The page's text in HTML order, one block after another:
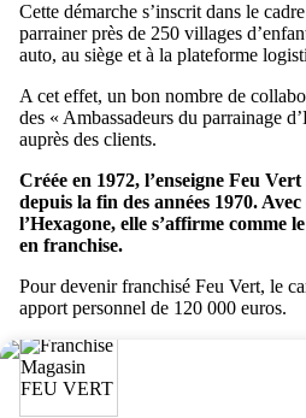
Cette démarche s’inscrit dans le
parrainer près de 250 villages
auto, au siège et à la plateforme
A cet effet, un bon nombre de
des « Ambassadeurs du parrainage
auprès des clients.
Créée en 1972, l’enseigne Feu
depuis la fin des années 1970.
l’Hexagone, elle s’affirme comme
en franchise.
Pour devenir franchisé Feu Vert, le
apport personnel de 120 000 euros.